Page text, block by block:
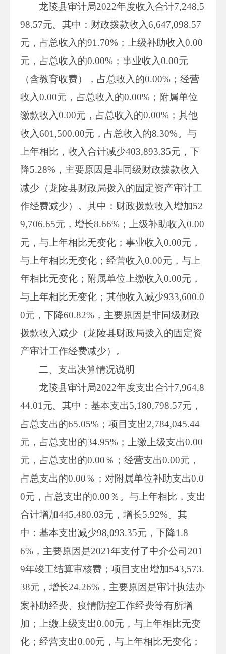
龙陵县审计局2022年度收入合计7,248,5
98.57元。其中：财政拨款收入6,647,098.57
元，占总收入的91.70%；上级补助收入0.00
元，占总收入的0.00%；事业收入0.00元
（含教育收费），占总收入的0.00%；经营
收入0.00元，占总收入的0.00%；附属单位
缴款收入0.00元，占总收入的0.00%；其他
收入601,500.00元，占总收入的8.30%。与
上年相比，收入合计减少403,893.35元，下
降5.28%，主要原因是非同级财政拨款收入
减少（龙陵县财政局拨入的固定资产审计工
作经费减少）。其中：财政拨款收入增加52
9,706.65元，增长8.66%；上级补助收入0.00
元，与上年相比无变化；事业收入0.00元，
与上年相比无变化；经营收入0.00元，与上
年相比无变化；附属单位上缴收入0.00元，
与上年相比无变化；其他收入减少933,600.0
0元，下降60.82%，主要原因是非同级财政
拨款收入减少（龙陵县财政局拨入的固定资
产审计工作经费减少）。
二、支出决算情况说明
龙陵县审计局2022年度支出合计7,964,8
44.01元。其中：基本支出5,180,798.57元，
占总支出的65.05%；项目支出2,784,045.44
元，占总支出的34.95%；上缴上级支出0.00
元，占总支出的0.00％；经营支出0.00元，
占总支出的0.00％；对附属单位补助支出0.0
0元，占总支出的0.00％。与上年相比，支出
合计增加445,480.03元，增长5.92%。其
中：基本支出减少98,093.35元，下降1.8
6%，主要原因是2021年支付了中介公司201
9年竣工结算审核费；项目支出增加543,573.
38元，增长24.26%，主要原因是审计执法办
案补助经费、疫情防控工作经费等有所增
加；上缴上级支出0.00元，与上年相比无变
化；经营支出0.00元，与上年相比无变化；